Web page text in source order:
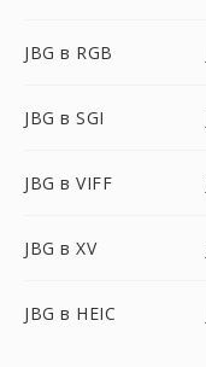
JBG в RGB
JBG в SGI
JBG в VIFF
JBG в XV
JBG в HEIC